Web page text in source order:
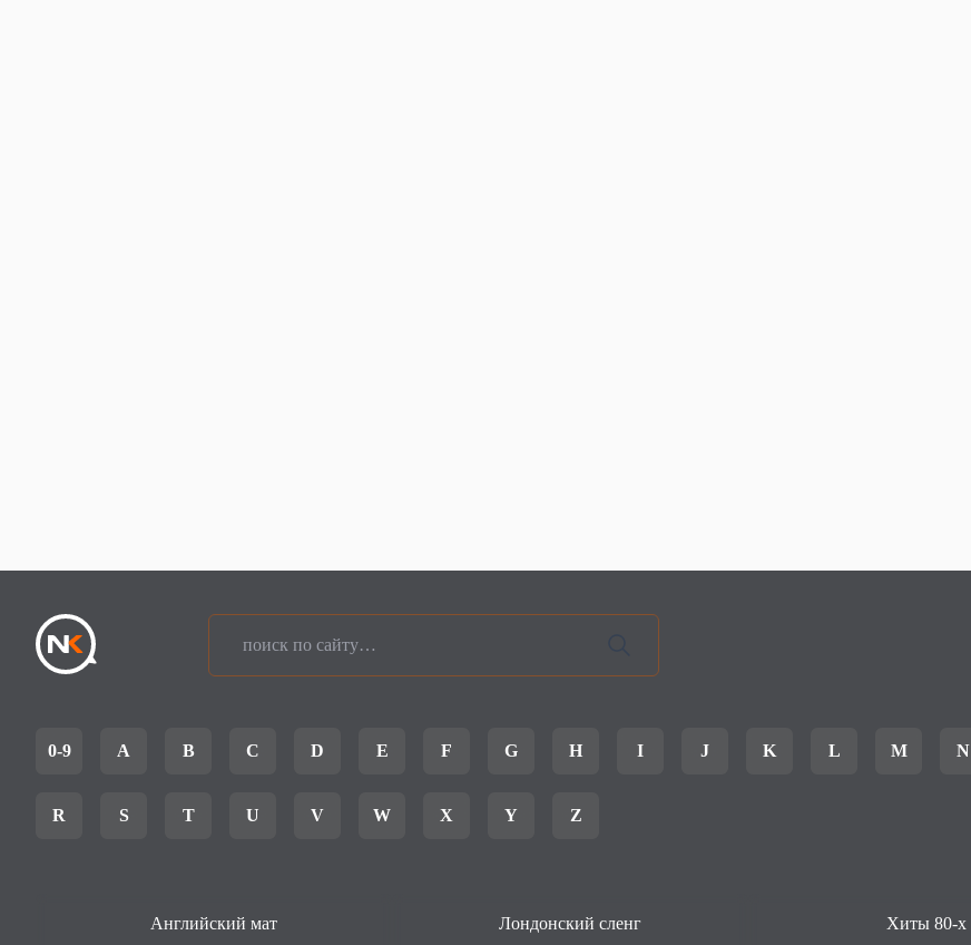
0-9 A B C D E F G H I J K L M N
R S T U V W X Y Z
Английский мат Лондонский сленг Хиты 80-х